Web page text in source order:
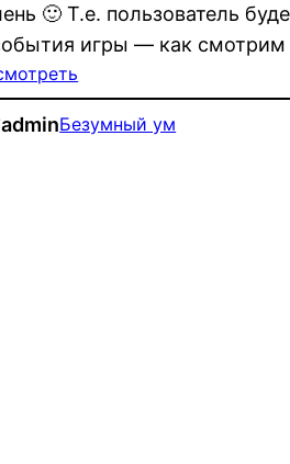
🙂 Т.е. пользователь
игры — как
adminБезумный ум